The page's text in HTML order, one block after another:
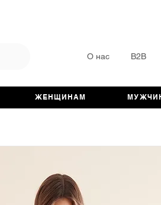
О нас B2B
ЖЕНЩИНАМ